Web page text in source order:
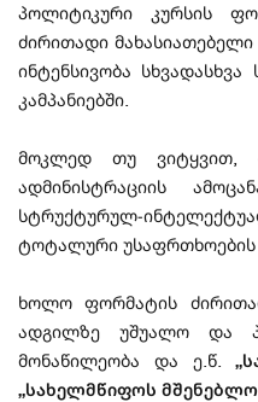
პოლიტიკური კურსის
ძირითადი მახასიათებელი
ინტენსივობა
კამპანიებში.
მოკლედ თუ ვიტყვით,
ადმინისტრაციის
სტრუქტურულ-
ტოტალური უსაფრთხოების
ხოლო ფორმატის
ადგილზე უშუალო და
მონაწილეობა და ე.წ.
„სახელმწიფოს